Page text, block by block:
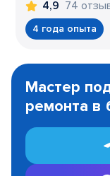
4,9 74
4 года опыта
1
Мастер
ремонта в